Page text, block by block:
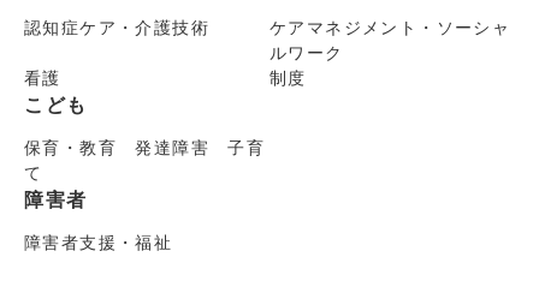
認知症ケア・介護技術
ケアマネジメント・ソーシャ
ルワーク
看護
制度
こども
保育・教育 発達障害 子育
て
障害者
障害者支援・福祉